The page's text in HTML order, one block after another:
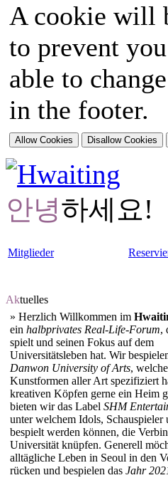
A cookie will
to prevent
able to
in the footer.
안녕하세요!
Mitglieder
Aktuelles
» Herzlich Willkommen im
ein halbprivates Real-Life-Forum,
spielt und seinen Fokus auf dem
Universitätsleben hat. Wir
Danwon University of Arts,
Kunstformen aller Art spezifiziert
kreativen Köpfen gerne ein Heim
bieten wir das Label SHM
unter welchem Idols, Schauspieler
bespielt werden können, die
Universität knüpfen. Generell
alltägliche Leben in Seoul in den
rücken und bespielen das Jahr